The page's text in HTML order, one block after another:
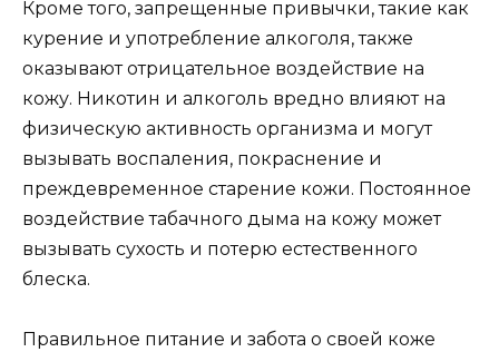
Кроме того, запрещенные привычки, такие как
курение и употребление алкоголя, также
оказывают отрицательное воздействие на
кожу. Никотин и алкоголь вредно влияют на
физическую активность организма и могут
вызывать воспаления, покраснение и
преждевременное старение кожи. Постоянное
воздействие табачного дыма на кожу может
вызывать сухость и потерю естественного
блеска.
Правильное питание и забота о своей коже